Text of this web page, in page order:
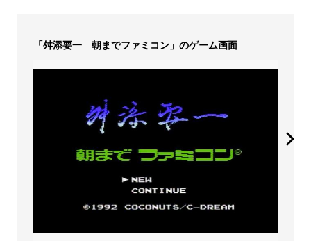
「舛添要一 朝までファミコン」のゲーム画面